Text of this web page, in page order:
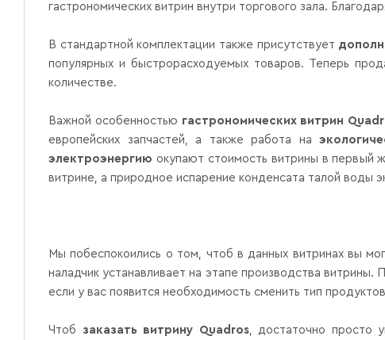
гастрономических витрин внутри торгового зала.
В стандартной комплектации также присутствует
популярных и быстрорасходуемых товаров. Теперь
количестве.
Важной особенностью гастрономических витрин
европейских запчастей, а также работа на
электроэнергию окупают стоимость витрины в первый
витрине, а природное испарение конденсата талой воды
Мы побеспокоились о том, чтоб в данных витринах вы
наладчик устанавливает на этапе производства
если у вас появится необходимость сменить тип
Чтоб заказать витрину Quadros, достаточно просто